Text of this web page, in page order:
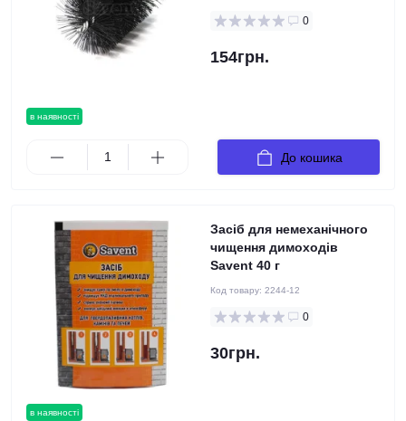
в наявності
0
154грн.
До кошика
в наявності
Засіб для немеханічного
чищення димоходів
Savent 40 г
Код товару: 2244-12
0
30грн.